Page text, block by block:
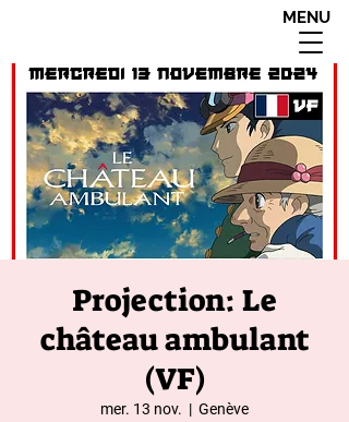
MENU
Projection: Le
château ambulant
(VF)
mer. 13 nov.
  |
Genève